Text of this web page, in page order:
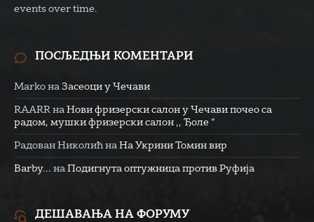
events over time.
ПОСЉЕДЊИ КОМЕНТАРИ
Marko на Засеоци у Чечави
RAARR на Нови фризерски салон у Чечави почео са
радом, мушки фризерски салон ,, Ђоле “
Радован Николић на На Укрини Томин вир
Barby... на Подигнута оптужница против Руфија
ДЕШАВАЊА НА ФОРУМУ